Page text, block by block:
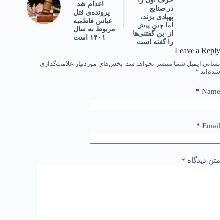
در صنایع
پهپادی بزند،
اما چین پیش
از این گفتنی‌ها
را گفته است
اعدام شد |
پرونده‌ی قتل
عباس فاطمیه
مربوط به سال
۱۴۰۱ است
Leave a Reply
نشانی ایمیل شما منتشر نخواهد شد. بخش‌های موردنیاز علامت‌گذاری
شده‌اند *
Name
*
Email
*
متن دیدگاه *